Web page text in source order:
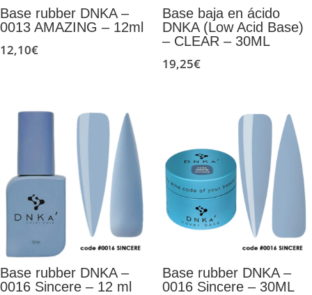
Base rubber DNKA –
0013 AMAZING – 12ml
12,10€
Base baja en ácido
DNKA (Low Acid Base)
– CLEAR – 30ML
19,25€
Base rubber DNKA –
0016 Sincere – 12 ml
Base rubber DNKA –
0016 Sincere – 30ML